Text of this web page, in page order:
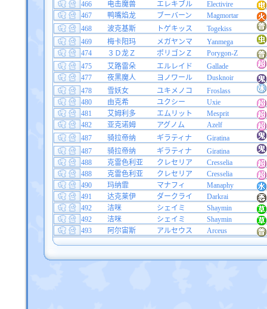
466
电击魔兽 エレキブル
Electivire
467
鸭嘴焰龙 ブーバーン
Magmortar
468
波克基斯 トゲキッス
Togekiss
469
梅卡阳玛 メガヤンマ
Yanmega
474
３Ｄ龙Ｚ ポリゴンＺ
Porygon-Z
475
艾路雷朵 エルレイド
Gallade
477
夜黑魔人 ヨノワール
Dusknoir
478
雪妖女 ユキメノコ
Froslass
480
由克希 ユクシー
Uxie
481
艾姆利多 エムリット
Mesprit
482
亚克诺姆 アグノム
Azelf
487
骑拉帝纳 ギラティナ
Giratina
487
骑拉帝纳 ギラティナ
Giratina
488
克雷色利亚 クレセリア
Cresselia
488
克雷色利亚 クレセリア
Cresselia
490
玛纳霏 マナフィ
Manaphy
491
达克莱伊 ダークライ
Darkrai
492
洁咪 シェイミ
Shaymin
492
洁咪 シェイミ
Shaymin
493
阿尔宙斯 アルセウス Arceus